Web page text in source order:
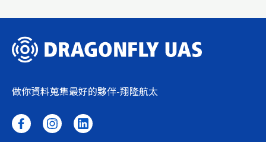
了？是的，但是在9/30之前已完成專業操作證學科測驗報
名的，10/1後仍然可以針對單一重量及單一構造完成無人
證明的，僅接受遙控無人機體格檢查證明書【有無人機法
結】MIT無人機解決方案 - Dragonfly一次就搞懂~史上最
小最強的紅外線雙光無人機【DJI Mavic 2 Enterprise
做你資料蒐集最好的夥伴-翔隆航太